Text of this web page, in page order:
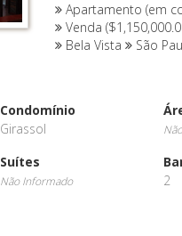
Apartamento (em
Venda
Bela Vista
São
Condomínio
Girassol
Suítes
Não Informado
2